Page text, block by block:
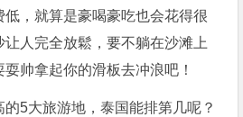
低，就算是豪喝豪吃也会花得很
人完全放鬆，要不躺在沙滩上
帅拿起你的滑板去冲浪吧！